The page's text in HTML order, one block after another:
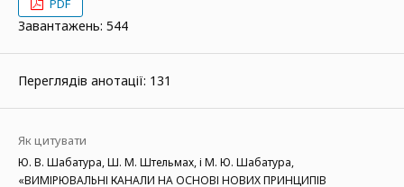
PDF
Завантажень: 544
Переглядів анотації: 131
Як цитувати
Ю. В. Шабатура, Ш. М. Штельмах, і М. Ю. Шабатура,
«ВИМІРЮВАЛЬНІ КАНАЛИ НА ОСНОВІ НОВИХ ПРИНЦИПІВ